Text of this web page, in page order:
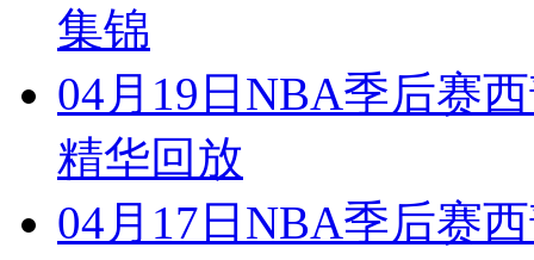
集锦
04月19日NBA季后赛
精华回放
04月17日NBA季后赛